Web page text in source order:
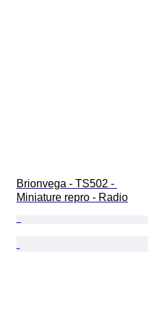
Brionvega - TS502 -
Miniature repro - Radio